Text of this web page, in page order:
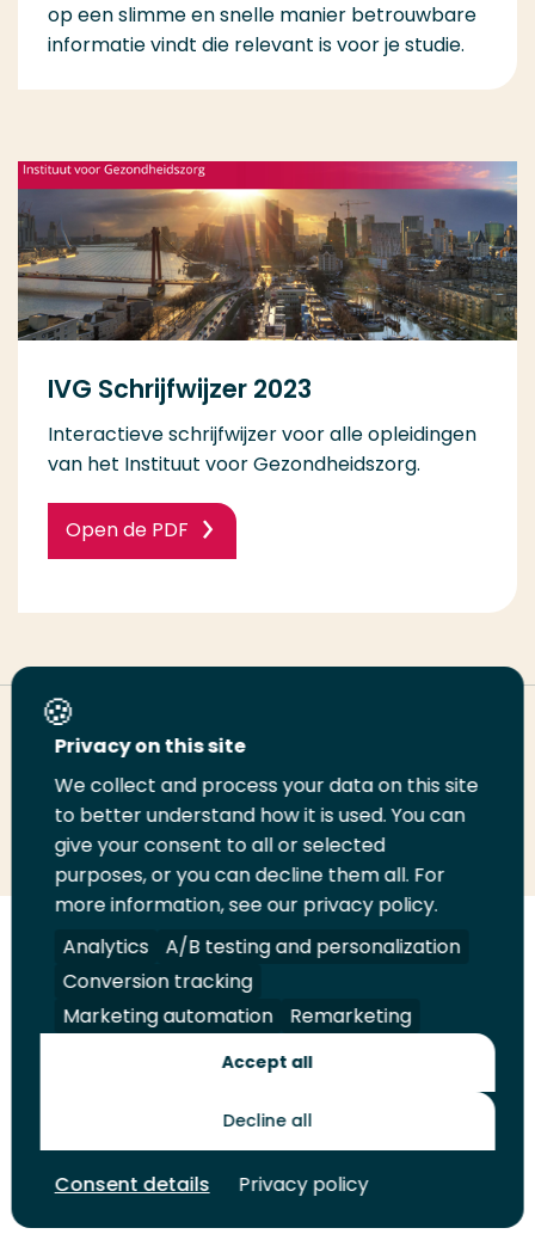
op een slimme en snelle manier betrouwbare
informatie vindt die relevant is voor je studie.
IVG Schrijfwijzer 2023
Interactieve schrijfwijzer voor alle opleidingen
van het Instituut voor Gezondheidszorg.
Open de PDF
Deel deze pagina
Deel
LinkedIn
Deel
op
Twitter
Deel
op
Facebook
Email
deze
pagina
Print
deze
pagina
Volg
ons
op
LinkedIn
Volg
ons
op
Facebook
Volg
ons
op
YouTube
Volg
ons
op
Instagram
Juridisch Security A-Z Index
Contact
Toekomstmakers
Privacy on this site
We collect and process your data on this site
to better understand how it is used. You can
give your consent to all or selected
purposes, or you can decline them all. For
more information, see our privacy policy.
Analytics
A/B testing and personalization
Conversion tracking
Marketing automation
Remarketing
Accept all
Decline all
Consent details Privacy policy